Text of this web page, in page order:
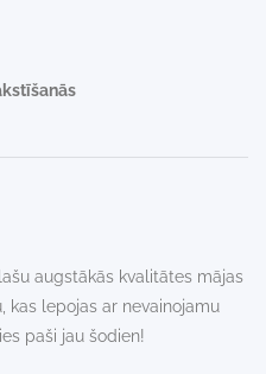
augstākās kvalitātes mājas
kas lepojas ar nevainojamu
paši jau šodien!